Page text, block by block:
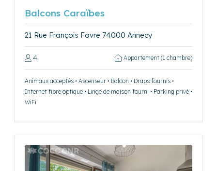
Balcons Caraïbes
21 Rue François Favre 74000 Annecy
4 Appartement (1 chambre)
Animaux acceptés • Ascenseur • Balcon • Draps fournis •
Internet fibre optique • Linge de maison fourni • Parking privé •
WiFi